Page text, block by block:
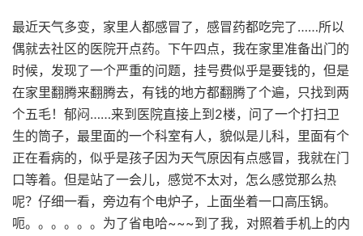
最近天气多变，家里人都感冒了，感冒药都吃完了……所以
偶就去社区的医院开点药。下午四点，我在家里准备出门的
时候，发现了一个严重的问题，挂号费似乎是要钱的，但是
在家里翻腾来翻腾去，有钱的地方都翻腾了个遍，只找到两
个五毛！郁闷……来到医院直接上到2楼，问了一个打扫卫
生的筒子，最里面的一个科室有人，貌似是儿科，里面有个
正在看病的，似乎是孩子因为天气原因有点感冒，我就在门
口等着。但是站了一会儿，感觉不太对，怎么感觉那么热
呢？仔细一看，旁边有个电炉子，上面坐着一口高压锅。
呃。。。。。。为了省电哈~~~到了我，对照着手机上的内